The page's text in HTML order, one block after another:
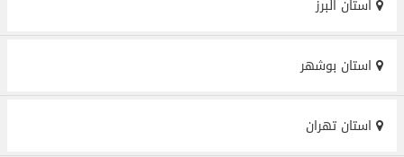
استان البرز
استان بوشهر
استان تهران